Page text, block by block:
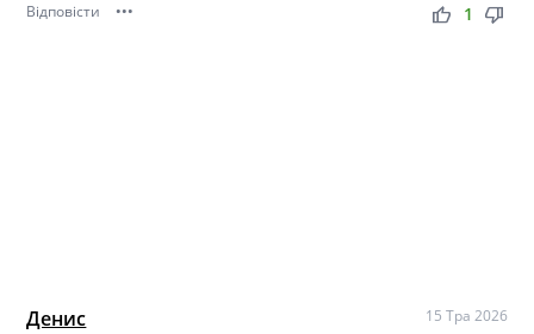
Відповісти ••• thumb_up thumb_down
1
Денис 15 Тра 2026